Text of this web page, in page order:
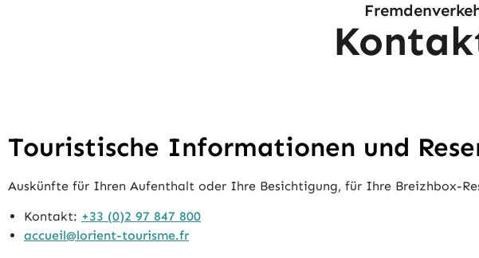
Touristische Informationen und
Auskünfte für Ihren Aufenthalt oder Ihre Besichtigung, für Ihre Breizhbox-
Kontakt: +33 (0)2 97 847 800
accueil@lorient-tourisme.fr